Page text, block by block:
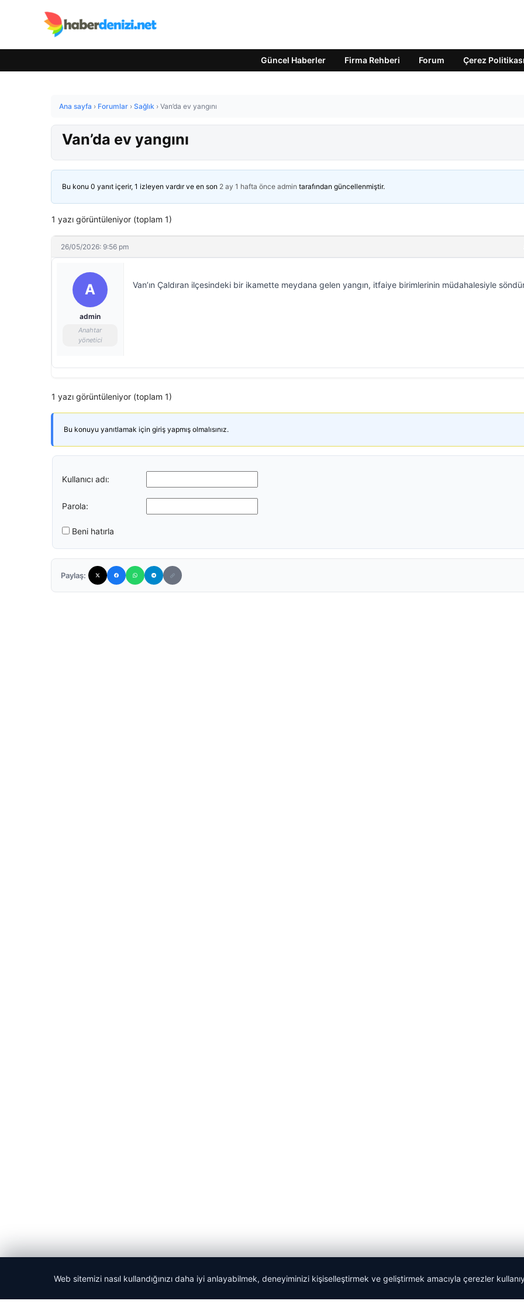
Güncel Haberler Firma Rehberi Forum Çerez Politikası
Ana sayfa › Forumlar › Sağlık › Van’da ev yangını
Van’da ev yangını
Bu konu 0 yanıt içerir, 1 izleyen vardır ve en son 2 ay 1 hafta önce admin tarafından güncellenmiştir.
1 yazı görüntüleniyor (toplam 1)
26/05/2026: 9:56 pm
A
admin
Anahtar
yönetici
Van’ın Çaldıran ilçesindeki bir ikamette meydana gelen yangın, itfaiye birimlerinin müdahalesiyle
1 yazı görüntüleniyor (toplam 1)
Bu konuyu yanıtlamak için giriş yapmış olmalısınız.
Kullanıcı adı:
Parola:
Beni hatırla
Paylaş:
Web sitemizi nasıl kullandığınızı daha iyi anlayabilmek, deneyiminizi kişiselleştirmek ve geliştirmek amacıyla çerezler